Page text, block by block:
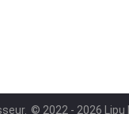
© 2022 - 2026 Lipu